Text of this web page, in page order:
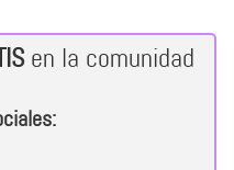
en la comunidad